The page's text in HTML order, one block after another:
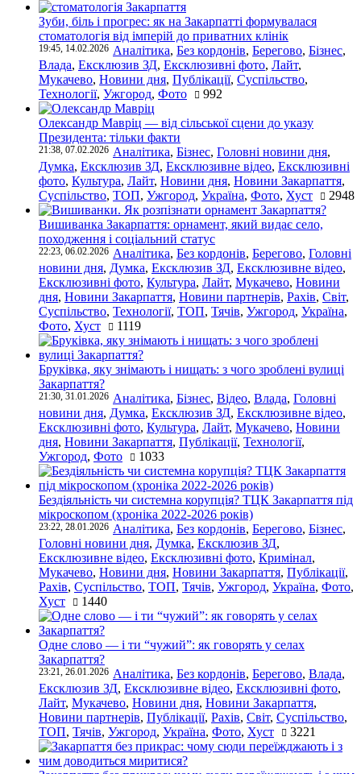
Зуби, біль і прогрес: як на Закарпатті формувалася
стоматологія від імперій до приватних клінік
19:45, 14.02.2026 Аналітика, Без кордонів, Берегово, Бізнес,
Влада, Ексклюзив ЗД, Ексклюзивні фото, Лайт,
Мукачево, Новини дня, Публікації, Суспільство,
Технології, Ужгород, Фото 992
Олександр Мавріц — від сільської сцени до указу
Президента: тільки факти
21:38, 07.02.2026 Аналітика, Бізнес, Головні новини дня,
Думка, Ексклюзив ЗД, Ексклюзивне відео, Ексклюзивні
фото, Культура, Лайт, Новини дня, Новини Закарпаття,
Суспільство, ТОП, Ужгород, Україна, Фото, Хуст 2948
Вишиванка Закарпаття: орнамент, який видає село,
походження і соціальний статус
22:23, 06.02.2026 Аналітика, Без кордонів, Берегово, Головні
новини дня, Думка, Ексклюзив ЗД, Ексклюзивне відео,
Ексклюзивні фото, Культура, Лайт, Мукачево, Новини
дня, Новини Закарпаття, Новини партнерів, Рахів, Світ,
Суспільство, Технології, ТОП, Тячів, Ужгород, Україна,
Фото, Хуст 1119
Бруківка, яку знімають і нищать: з чого зроблені вулиці
Закарпаття?
21:30, 31.01.2026 Аналітика, Бізнес, Відео, Влада, Головні
новини дня, Думка, Ексклюзив ЗД, Ексклюзивне відео,
Ексклюзивні фото, Культура, Лайт, Мукачево, Новини
дня, Новини Закарпаття, Публікації, Технології,
Ужгород, Фото 1033
Бездіяльність чи системна корупція? ТЦК Закарпаття під
мікроскопом (хроніка 2022-2026 років)
23:22, 28.01.2026 Аналітика, Без кордонів, Берегово, Бізнес,
Головні новини дня, Думка, Ексклюзив ЗД,
Ексклюзивне відео, Ексклюзивні фото, Кримінал,
Мукачево, Новини дня, Новини Закарпаття, Публікації,
Рахів, Суспільство, ТОП, Тячів, Ужгород, Україна, Фото,
Хуст
1440
Одне слово — і ти “чужий”: як говорять у селах
Закарпаття?
23:21, 26.01.2026 Аналітика, Без кордонів, Берегово, Влада,
Ексклюзив ЗД, Ексклюзивне відео, Ексклюзивні фото,
Лайт, Мукачево, Новини дня, Новини Закарпаття,
Новини партнерів, Публікації, Рахів, Світ, Суспільство,
ТОП, Тячів, Ужгород, Україна, Фото, Хуст 3221